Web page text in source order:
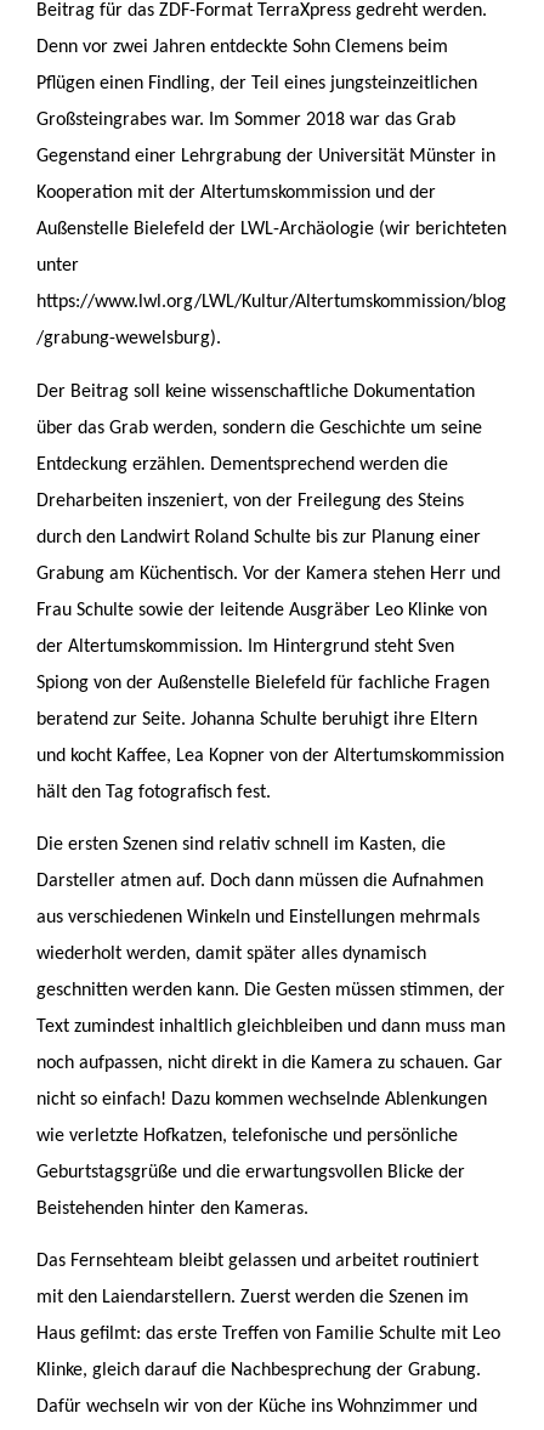
Beitrag für das ZDF-Format TerraXpress gedreht werden.
Denn vor zwei Jahren entdeckte Sohn Clemens beim
Pflügen einen Findling, der Teil eines jungsteinzeitlichen
Großsteingrabes war. Im Sommer 2018 war das Grab
Gegenstand einer Lehrgrabung der Universität Münster in
Kooperation mit der Altertumskommission und der
Außenstelle Bielefeld der LWL-Archäologie (wir berichteten
unter
https://www.lwl.org/LWL/Kultur/Altertumskommission/blog
/grabung-wewelsburg).
Der Beitrag soll keine wissenschaftliche Dokumentation
über das Grab werden, sondern die Geschichte um seine
Entdeckung erzählen. Dementsprechend werden die
Dreharbeiten inszeniert, von der Freilegung des Steins
durch den Landwirt Roland Schulte bis zur Planung einer
Grabung am Küchentisch. Vor der Kamera stehen Herr und
Frau Schulte sowie der leitende Ausgräber Leo Klinke von
der Altertumskommission. Im Hintergrund steht Sven
Spiong von der Außenstelle Bielefeld für fachliche Fragen
beratend zur Seite. Johanna Schulte beruhigt ihre Eltern
und kocht Kaffee, Lea Kopner von der Altertumskommission
hält den Tag fotografisch fest.
Die ersten Szenen sind relativ schnell im Kasten, die
Darsteller atmen auf. Doch dann müssen die Aufnahmen
aus verschiedenen Winkeln und Einstellungen mehrmals
wiederholt werden, damit später alles dynamisch
geschnitten werden kann. Die Gesten müssen stimmen, der
Text zumindest inhaltlich gleichbleiben und dann muss man
noch aufpassen, nicht direkt in die Kamera zu schauen. Gar
nicht so einfach! Dazu kommen wechselnde Ablenkungen
wie verletzte Hofkatzen, telefonische und persönliche
Geburtstagsgrüße und die erwartungsvollen Blicke der
Beistehenden hinter den Kameras.
Das Fernsehteam bleibt gelassen und arbeitet routiniert
mit den Laiendarstellern. Zuerst werden die Szenen im
Haus gefilmt: das erste Treffen von Familie Schulte mit Leo
Klinke, gleich darauf die Nachbesprechung der Grabung.
Dafür wechseln wir von der Küche ins Wohnzimmer und